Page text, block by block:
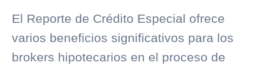
El Reporte de Crédito Especial ofrece
varios beneficios significativos para los
brokers hipotecarios en el proceso de